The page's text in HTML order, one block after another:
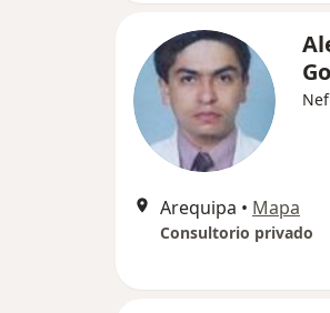
Arequipa • Mapa
Consultorio privado